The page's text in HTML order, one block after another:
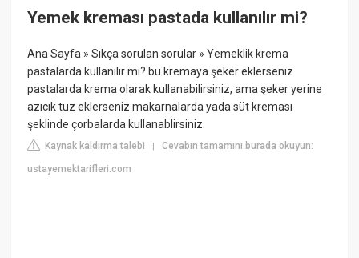
Yemek kreması pastada kullanılır mi?
Ana Sayfa » Sıkça sorulan sorular » Yemeklik krema
pastalarda kullanılır mi? bu kremaya şeker eklerseniz
pastalarda krema olarak kullanabilirsiniz, ama şeker yerine
azıcık tuz eklerseniz makarnalarda yada süt kreması
şeklinde çorbalarda kullanablirsiniz.
Kaynak kaldırma talebi |Cevabın tamamını burada okuyun:
ustayemektarifleri.com